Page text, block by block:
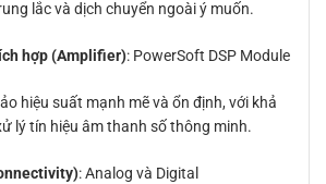
lắc và dịch chuyển ngoài ý muốn.
hợp (Amplifier): PowerSoft DSP Module
hiệu suất mạnh mẽ và ổn định, với khả
lý tín hiệu âm thanh số thông minh.
: Analog và Digital